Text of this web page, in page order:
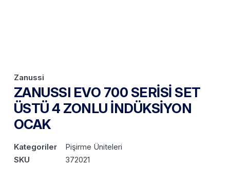
Zanussi
ZANUSSI EVO 700 SERİSİ SET
ÜSTÜ 4 ZONLU İNDÜKSİYON
OCAK
Kategoriler
Pişirme Üniteleri
SKU
372021